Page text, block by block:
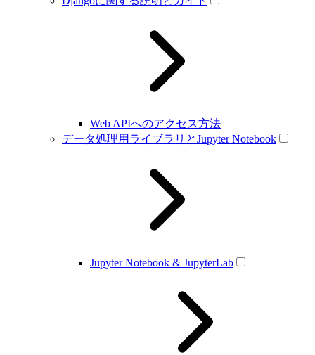
Web APIへのアクセス方法
データ処理用ライブラリとJupyter Notebook
Jupyter Notebook & JupyterLab